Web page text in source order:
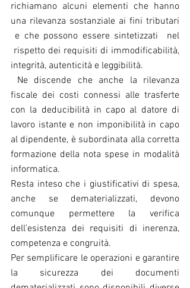
richiamano alcuni elementi che hanno
una rilevanza sostanziale ai fini tributari
e che possono essere sintetizzati  nel
rispetto dei requisiti di immodificabilità,
integrità, autenticità e leggibilità.
Ne discende che anche la rilevanza
fiscale dei costi connessi alle trasferte
con la deducibilità in capo al datore di
lavoro istante e non imponibilità in capo
al dipendente, è subordinata alla corretta
formazione della nota spese in modalità
informatica.
Resta inteso che i giustificativi di spesa,
anche se dematerializzati, devono
comunque permettere la verifica
dell'esistenza dei requisiti di inerenza,
competenza e congruità.
Per semplificare le operazioni e garantire
la sicurezza dei documenti